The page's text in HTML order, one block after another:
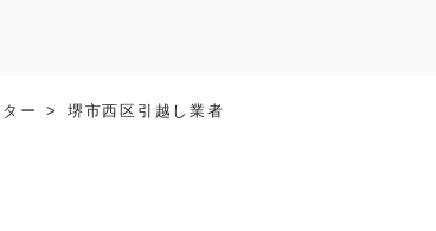
ー 堺市西区引越し業者